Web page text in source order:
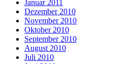
Januar 2011
Dezember 2010
November 2010
Oktober 2010
September 2010
August 2010
Juli 2010